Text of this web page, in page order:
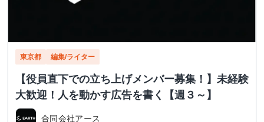
東京都 編集/ライター
【役員直下での立ち上げメンバー募集！】未経験
大歓迎！人を動かす広告を書く【週３～】
合同会社アース